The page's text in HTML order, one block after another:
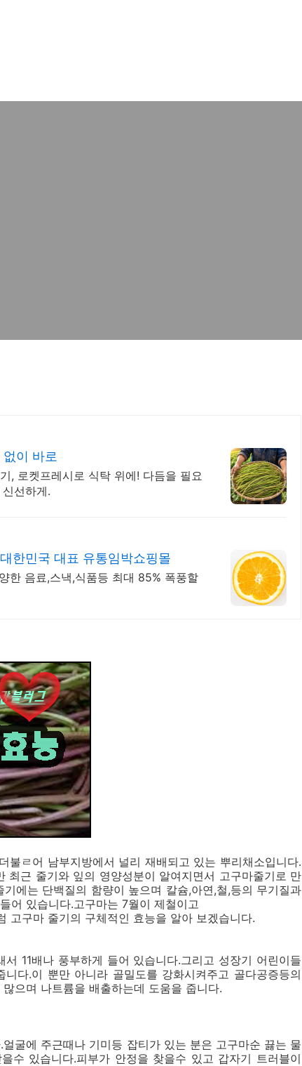
이 바로
, 로켓프레시로 식탁 위에! 다듬을 필요
선하게.
한민국 대표 유통임박쇼핑몰
한 음료,스낵,식품등 최대 85% 폭풍할
불ㄹ어 남부지방에서 널리 재배되고 있는 뿌리채소입니다.
최근 줄기와 잎의 영양성분이 알여지면서 고구마줄기로 만
에는 단백질의 함량이 높으며 칼슘,아연,철,등의 무기질과
어 있습니다.고구마는 7월이 제철이고
고구마 줄기의 구체적인 효능을 알아 보겠습니다.
11배나 풍부하게 들어 있습니다.그리고 성장기 어린이들
다.이 뿐만 아니라 골밀도를 강화시켜주고 골다공증등의
으며 나트륨을 배출하는데 도움을 줍니다.
굴에 주근때나 기미등 잡티가 있는 분은 고구마순 끓는 물
수 있습니다.피부가 안정을 찾을수 있고 갑자기 트러블이